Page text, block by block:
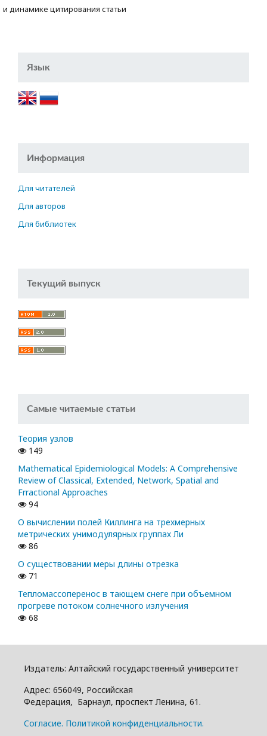
и динамике цитирования статьи
Язык
Информация
Для читателей
Для авторов
Для библиотек
Текущий выпуск
Самые читаемые статьи
Теория узлов
149
Mathematical Epidemiological Models: A Comprehensive
Review of Classical, Extended, Network, Spatial and
Frractional Approaches
94
О вычислении полей Киллинга на трехмерных
метрических унимодулярных группах Ли
86
О существовании меры длины отрезка
71
Тепломассоперенос в тающем снеге при объемном
прогреве потоком солнечного излучения
68
Издатель: Алтайский государcтвенный университет
Адрес: 656049, Российская
Федерация, Барнаул, проспект Ленина, 61.
Cогласие. Политикой конфиденциальности.